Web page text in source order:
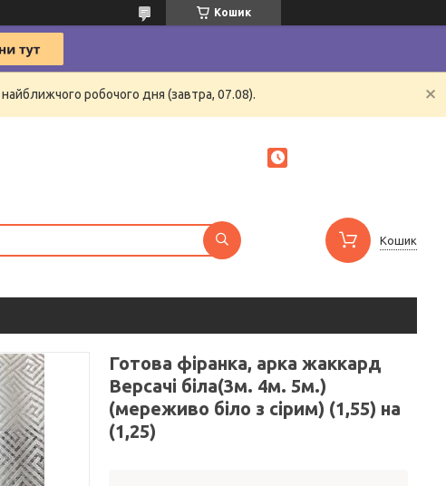
Кошик
робочого дня (завтра, 07.08).
Кошик
Готова фіранка, арка жаккард
Версачі біла(3м. 4м. 5м.)
(мереживо біло з сірим) (1,55) на
(1,25)